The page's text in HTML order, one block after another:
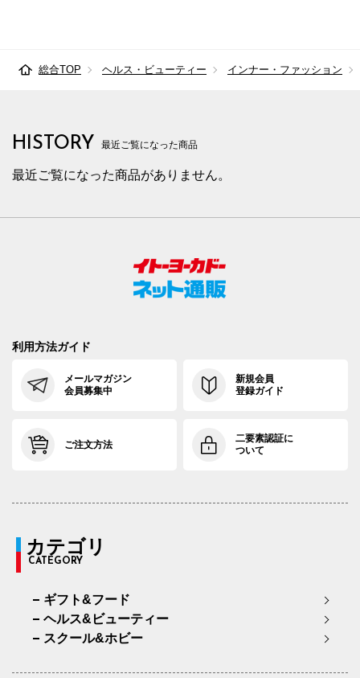
総合TOP ヘルス・ビューティー インナー・ファッション
HISTORY 最近ご覧になった商品
最近ご覧になった商品がありません。
利用方法ガイド
メールマガジン
会員募集中
新規会員
登録ガイド
ご注文方法
二要素認証に
ついて
カテゴリ
CATEGORY
ギフト&フード
ヘルス&ビューティー
スクール&ホビー